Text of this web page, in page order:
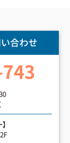
合わせ